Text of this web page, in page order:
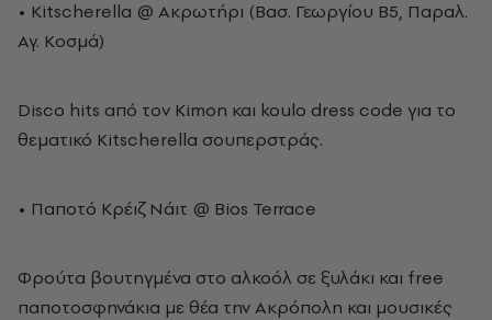
• Kitscherella @ Ακρωτήρι (Βασ. Γεωργίου Β5, Παραλ.
Αγ. Κοσμά)
Disco hits από τον Kimon και koulo dress code για το
θεματικό Kitscherella σουπερστράς.
• Παποτό Κρέιζ Νάιτ @ Βios Terrace
Φρούτα βουτηγμένα στο αλκοόλ σε ξυλάκι και free
παποτοσφηνάκια με θέα την Ακρόπολη και μουσικές